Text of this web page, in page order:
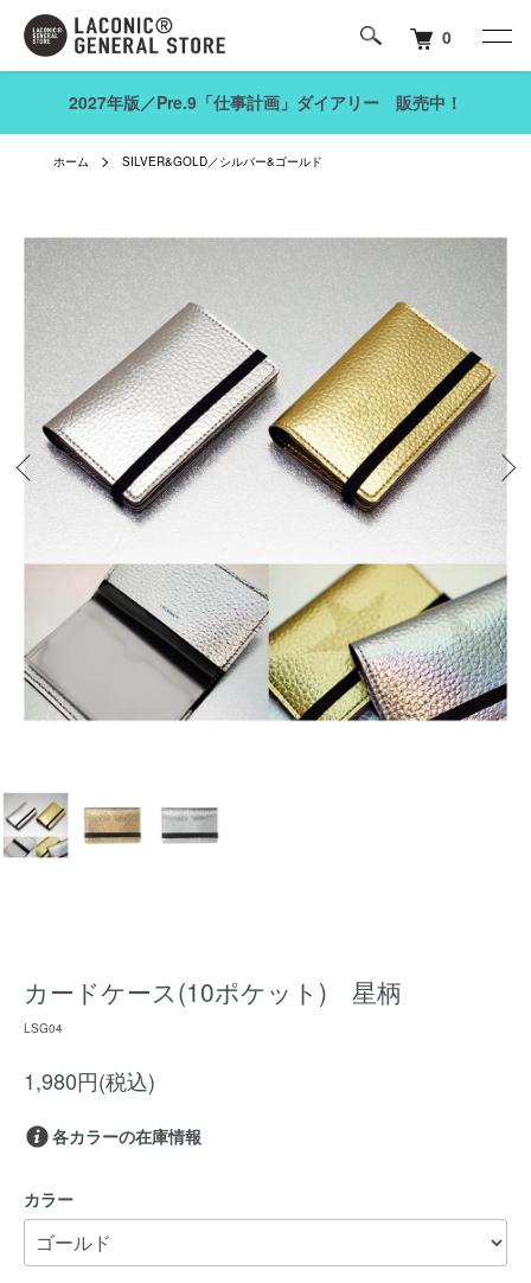
0
2027年版／Pre.9「仕事計画」ダイアリー 販売中！
ホーム SILVER&GOLD／シルバー&ゴールド
カードケース(10ポケット) 星柄
LSG04
1,980円(税込)
各カラーの在庫情報
カラー